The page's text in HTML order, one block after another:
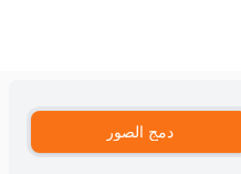
دمج الصور